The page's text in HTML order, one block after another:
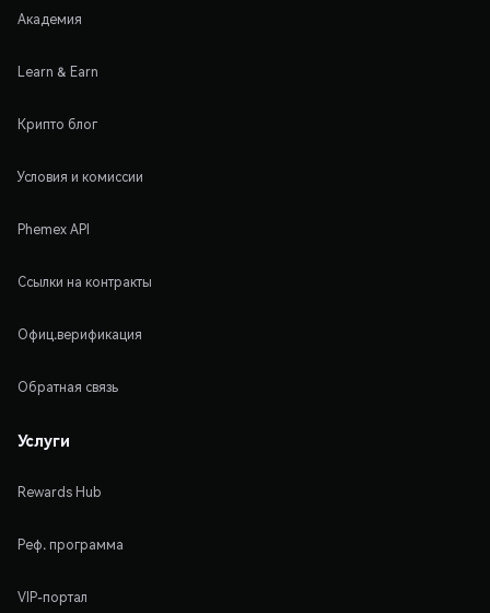
Академия
Learn & Earn
Крипто блог
Условия и комиссии
Phemex API
Ссылки на контракты
Офиц.верификация
Обратная связь
Услуги
Rewards Hub
Реф. программа
VIP-портал